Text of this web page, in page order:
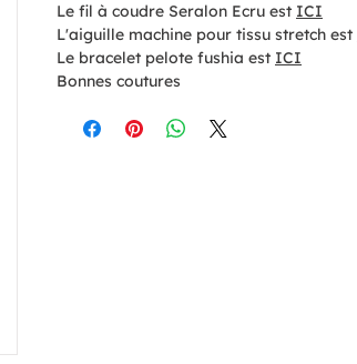
Le fil à coudre Seralon Ecru est ICI
L'aiguille machine pour tissu stretch est
Le bracelet pelote fushia est ICI
Bonnes coutures